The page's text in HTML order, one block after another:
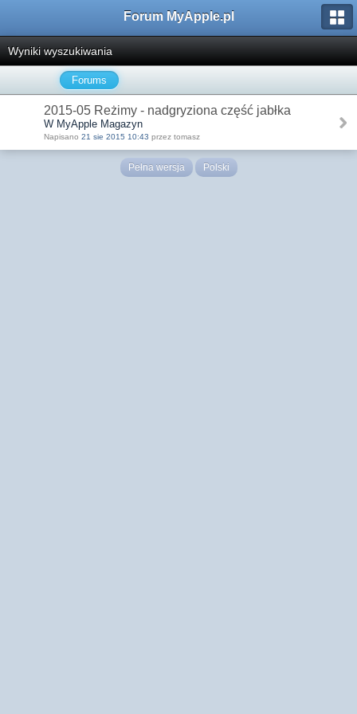
Forum MyApple.pl
Wyniki wyszukiwania
Forums
2015-05 Reżimy - nadgryziona część jabłka
W MyApple Magazyn
Napisano 21 sie 2015 10:43 przez tomasz
Pełna wersja Polski